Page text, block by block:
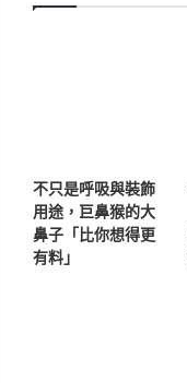
不只是呼吸與裝飾
用途，巨鼻猴的大
鼻子「比你想得更
有料」